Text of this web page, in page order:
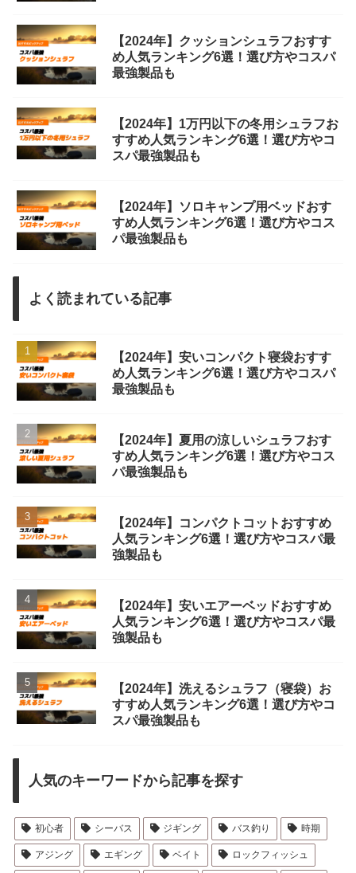
【2024年】クッションシュラフおすす
め人気ランキング6選！選び方やコスパ
最強製品も
【2024年】1万円以下の冬用シュラフお
すすめ人気ランキング6選！選び方やコ
スパ最強製品も
【2024年】ソロキャンプ用ベッドおす
すめ人気ランキング6選！選び方やコス
パ最強製品も
よく読まれている記事
【2024年】安いコンパクト寝袋おすす
め人気ランキング6選！選び方やコスパ
最強製品も
【2024年】夏用の涼しいシュラフおす
すめ人気ランキング6選！選び方やコス
パ最強製品も
【2024年】コンパクトコットおすすめ
人気ランキング6選！選び方やコスパ最
強製品も
【2024年】安いエアーベッドおすすめ
人気ランキング6選！選び方やコスパ最
強製品も
【2024年】洗えるシュラフ（寝袋）お
すすめ人気ランキング6選！選び方やコ
スパ最強製品も
人気のキーワードから記事を探す
初心者 シーバス ジギング バス釣り 時期
アジング エギング ベイト ロックフィッシュ